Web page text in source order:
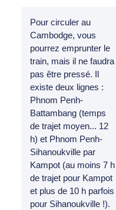
Pour circuler au
Cambodge, vous
pourrez emprunter le
train, mais il ne faudra
pas être pressé. Il
existe deux lignes :
Phnom Penh-
Battambang (temps
de trajet moyen... 12
h) et Phnom Penh-
Sihanoukville par
Kampot (au moins 7 h
de trajet pour Kampot
et plus de 10 h parfois
pour Sihanoukville !).